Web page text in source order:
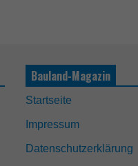
Bauland-Magazin
Startseite
Impressum
Datenschutzerklärung